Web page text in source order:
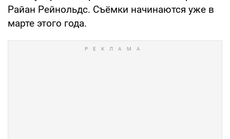
Райан Рейнольдс. Съёмки начинаются уже в
марте этого года.